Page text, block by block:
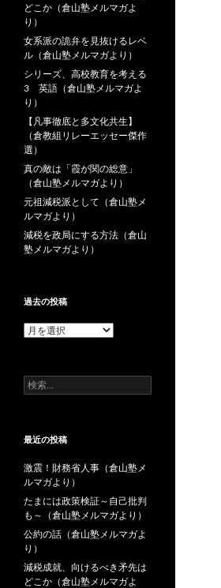
どこか（倉山塾メルマガよ
り）
女系派の詭弁を見抜けるレベ
ル（倉山塾メルマガより）
シリーズ、高校教育を考える
3 英語（倉山塾メルマガよ
り）
【凡事徹底と多文化共生】
（倉教組リレーエッセー傑作
選）
真の敵は「霞が関の総意」
（倉山塾メルマガより）
元祖減税派として（倉山塾メ
ルマガより）
減税を政局にする方法（倉山
塾メルマガより）
過去の投稿
過
稿
検
索:
最近の投稿
激震！財務省人事（倉山塾メ
ルマガより）
たまには政策検証～自己批判
も～（倉山塾メルマガより）
公約の話（倉山塾メルマガよ
り）
減税成就、向けるべき矛先は
どこか（倉山塾メルマガよ